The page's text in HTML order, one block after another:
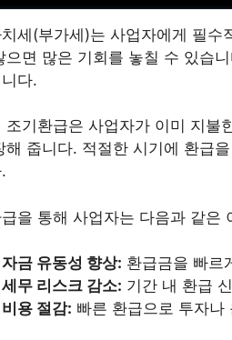
세(부가세)는 사업자에게 필
으면 많은 기회를 놓칠 수 있습
다.
조기환급은 사업자가 이미 지불
해 줍니다. 적절한 시기에 환급
을 통해 사업자는 다음과 같은
자금 유동성 향상: 환급금을 빠르
세무 리스크 감소: 기간 내 환급
비용 절감: 빠른 환급으로 투자나